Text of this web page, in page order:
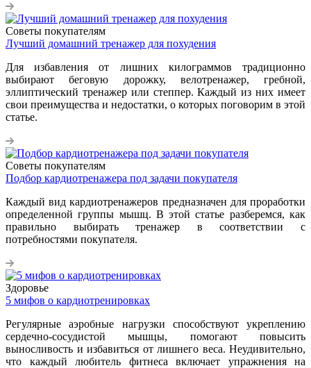
Советы покупателям
Лучший домашний тренажер для похудения
Для избавления от лишних килограммов традиционно
выбирают беговую дорожку, велотренажер, гребной,
эллиптический тренажер или степпер. Каждый из них имеет
свои преимущества и недостатки, о которых поговорим в этой
статье.
Советы покупателям
Подбор кардиотренажера под задачи покупателя
Каждый вид кардиотренажеров предназначен для проработки
определенной группы мышц. В этой статье разберемся, как
правильно выбирать тренажер в соответствии с
потребностями покупателя.
Здоровье
5 мифов о кардиотренировках
Регулярные аэробные нагрузки способствуют укреплению
сердечно-сосудистой мышцы, помогают повысить
выносливость и избавиться от лишнего веса. Неудивительно,
что каждый любитель фитнеса включает упражнения на